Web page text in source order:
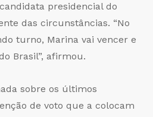
presidencial do
das circunstâncias. “No
turno, Marina vai vencer e
Brasil”, afirmou.
sobre os últimos
de voto que a colocam